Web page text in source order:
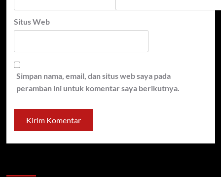
Situs Web
Simpan nama, email, dan situs web saya pada
peramban ini untuk komentar saya berikutnya.